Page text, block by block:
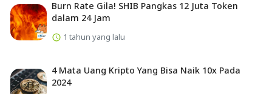
Burn Rate Gila! SHIB Pangkas 12 Juta Token
dalam 24 Jam
1 tahun yang lalu
4 Mata Uang Kripto Yang Bisa Naik 10x Pada
2024